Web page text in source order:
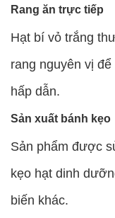
Rang ăn trực tiếp
Hạt bí vỏ trắng
rang nguyên vị
hấp dẫn.
Sản xuất bánh kẹo
Sản phẩm được
kẹo hạt dinh
biến khác.